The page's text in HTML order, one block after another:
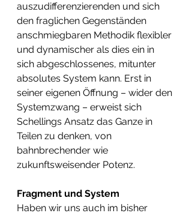
auszudifferenzierenden und sich
den fraglichen Gegenständen
anschmiegbaren Methodik flexibler
und dynamischer als dies ein in
sich abgeschlossenes, mitunter
absolutes System kann. Erst in
seiner eigenen Öffnung – wider den
Systemzwang – erweist sich
Schellings Ansatz das Ganze in
Teilen zu denken, von
bahnbrechender wie
zukunftsweisender Potenz.
Fragment und System
Haben wir uns auch im bisher